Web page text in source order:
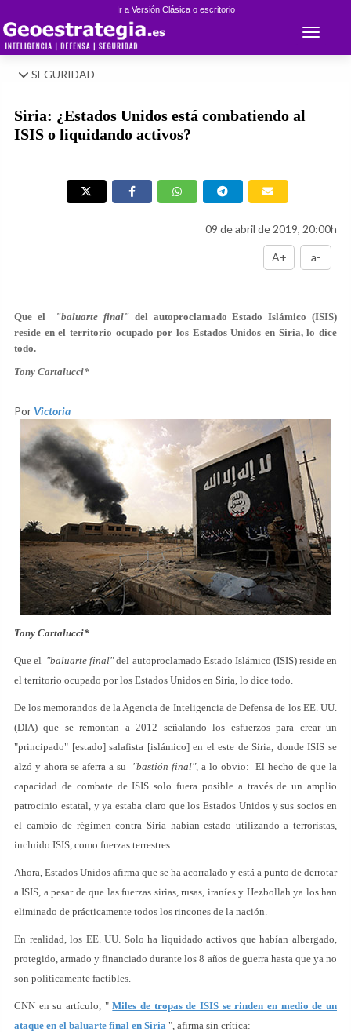
Ir a Versión Clásica o escritorio
Toggle
SEGURIDAD
Siria: ¿Estados Unidos está combatiendo al
ISIS o liquidando activos?
09 de abril de 2019, 20:00h
A+ a-
Que el "baluarte final" del autoproclamado Estado Islámico (ISIS)
reside en el territorio ocupado por los Estados Unidos en Siria, lo dice
todo.
Tony Cartalucci*
Por Victoria
Tony Cartalucci*
Que el "baluarte final"del autoproclamado Estado Islámico (ISIS) reside en
el territorio ocupado por los Estados Unidos en Siria, lo dice todo.
De los memorandos de la Agencia de Inteligencia de Defensa de los EE. UU.
(DIA) que se remontan a 2012 señalando los esfuerzos para crear un
"principado" [estado] salafista [islámico] en el este de Siria, donde ISIS se
alzó y ahora se aferra a su "bastión final", a lo obvio: El hecho de que la
capacidad de combate de ISIS solo fuera posible a través de un amplio
patrocinio estatal, y ya estaba claro que los Estados Unidos y sus socios en
el cambio de régimen contra Siria habían estado utilizando a terroristas,
incluido ISIS, como fuerzas terrestres.
Ahora, Estados Unidos afirma que se ha acorralado y está a punto de derrotar
a ISIS, a pesar de que las fuerzas sirias, rusas, iraníes y Hezbollah ya los han
eliminado de prácticamente todos los rincones de la nación.
En realidad, los EE. UU. Solo ha liquidado activos que habían albergado,
protegido, armado y financiado durante los 8 años de guerra hasta que ya no
son políticamente factibles.
CNN en su artículo, "Miles de tropas de ISIS se rinden en medio de un
ataque en el baluarte final en Siria ", afirma sin crítica: